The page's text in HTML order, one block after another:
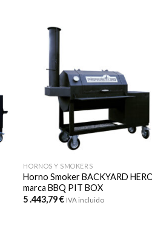
HORNOS Y SMOKERS
Horno Smoker BACKYARD
marca BBQ PIT BOX
5 .443,79€ IVA incluido